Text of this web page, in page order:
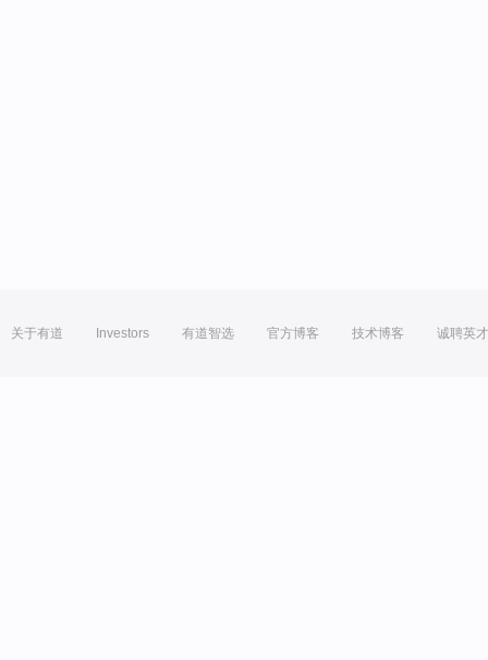
关于有道 Investors 有道智选 官方博客 技术博客 诚聘英才